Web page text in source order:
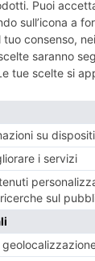
del
2020 per
sulle
la
gli
ad
reclutati